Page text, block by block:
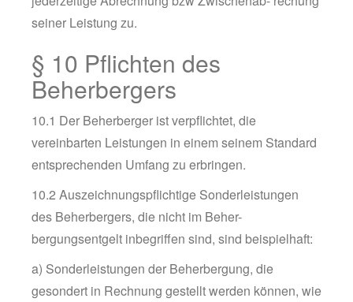
seiner Leistung zu.
§ 10 Pflichten des
Beherbergers
10.1 Der Beherberger ist verpflichtet, die
vereinbarten Leistungen in einem seinem Standard
entsprechenden Umfang zu erbringen.
10.2 Auszeichnungspflichtige Sonderleistungen
des Beherbergers, die nicht im Beher-
bergungsentgelt inbegriffen sind, sind beispielhaft:
a) Sonderleistungen der Beherbergung, die
gesondert in Rechnung gestellt werden können, wie